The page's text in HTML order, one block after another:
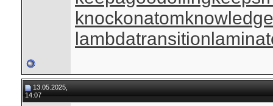
knockonatom
lambdatransition
13.05.2025,
14:07